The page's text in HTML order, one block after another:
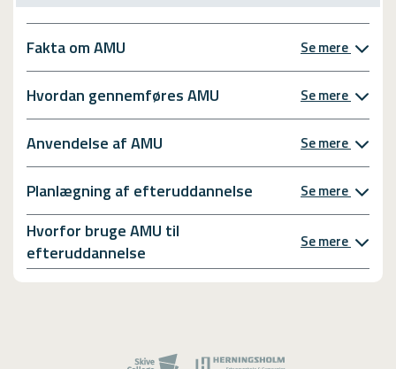
Fakta om AMU Se mere
Hvordan gennemføres AMU Se mere
Anvendelse af AMU Se mere
Planlægning af efteruddannelse Se mere
Hvorfor bruge AMU til
efteruddannelse
Se mere